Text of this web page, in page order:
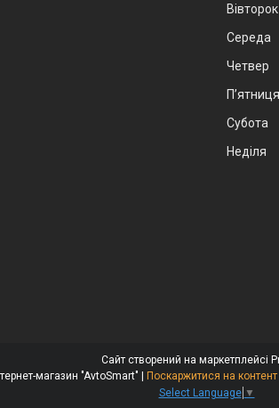
Вівторок
Середа
Четвер
Пʼятниця
Субота
Неділя
Сайт створений на маркетплейсі
Поскаржитися на контент
Select Language ▼